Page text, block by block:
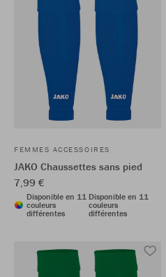
FEMMES ACCESSOIRES
JAKO Chaussettes sans pied
7,99 €
Disponible en 11
couleurs
différentes
Disponible en 11
couleurs
différentes